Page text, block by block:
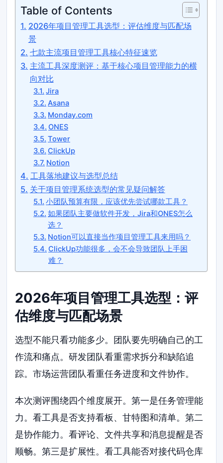
Table of Contents
2026年项目管理工具选型：评估维度与匹配场
景
七款主流项目管理工具核心特征速览
主流工具深度测评：基于核心项目管理能力的横
向对比
Jira
Asana
Monday.com
ONES
Tower
ClickUp
Notion
工具落地建议与选型总结
关于项目管理系统选型的常见疑问解答
小团队预算有限，应该优先尝试哪款工具？
如果团队主要做软件开发，Jira和ONES怎么
选？
Notion可以直接当作项目管理工具来用吗？
ClickUp功能很多，会不会导致团队上手困
难？
2026年项目管理工具选型：评
估维度与匹配场景
选型不能只看功能多少。团队要先明确自己的工
作流和痛点。研发团队看重需求拆分和缺陷追
踪。市场运营团队看重任务进度和文件协作。
本次测评围绕四个维度展开。第一是任务管理能
力。看工具是否支持看板、甘特图和清单。第二
是协作能力。看评论、文件共享和消息提醒是否
顺畅。第三是扩展性。看工具能否对接代码仓库